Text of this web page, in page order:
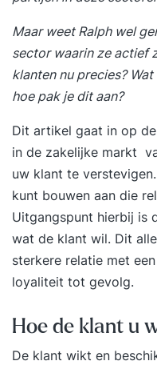
Maar weet Ralph wel
sector waarin ze actief
klanten nu precies?
hoe pak je dit aan?
Dit artikel gaat in op
in de zakelijke markt
uw klant te
kunt bouwen aan die
Uitgangspunt hierbij is
wat de klant wil. Dit
sterkere relatie met
loyaliteit tot gevolg.
Hoe de klant u
De klant wikt en